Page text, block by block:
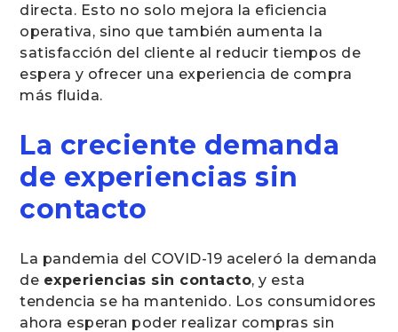
directa. Esto no solo mejora la eficiencia
operativa, sino que también aumenta la
satisfacción del cliente al reducir tiempos de
espera y ofrecer una experiencia de compra
más fluida.
La creciente demanda
de experiencias sin
contacto
La pandemia del COVID-19 aceleró la demanda
de experiencias sin contacto, y esta
tendencia se ha mantenido. Los consumidores
ahora esperan poder realizar compras sin